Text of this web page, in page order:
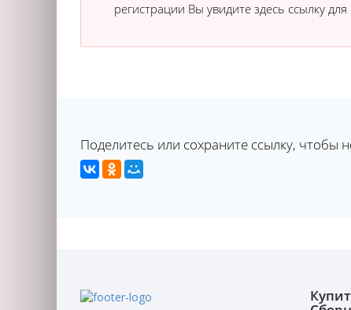
регистрации Вы увидите здесь ссылку
Поделитесь или сохраните ссылку, чтобы